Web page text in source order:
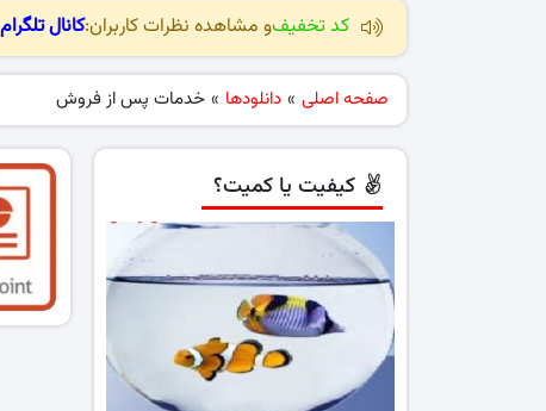
کد تخفیفو مشاهده نظرات کاربران:کانال تلگرام
صفحه اصلی » دانلودها » خدمات پس از فروش
کیفیت یا کمیت؟